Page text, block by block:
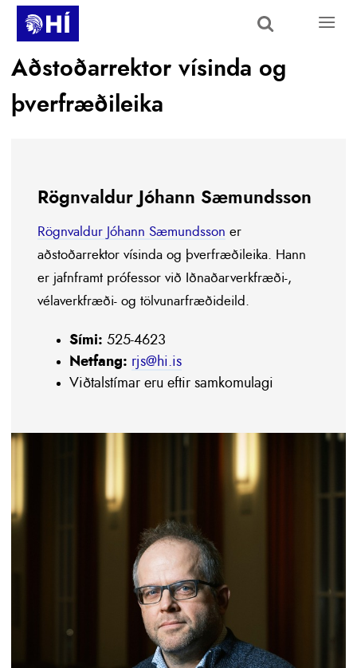
Skip to main content
Aðstoðarrektor vísinda og
þverfræðileika
Rögnvaldur Jóhann Sæmundsson
Rögnvaldur Jóhann Sæmundsson er
aðstoðarrektor vísinda og þverfræðileika. Hann
er jafnframt prófessor við Iðnaðarverkfræði-,
vélaverkfræði- og tölvunarfræðideild.
Sími: 525-4623
Netfang: rjs@hi.is
Viðtalstímar eru eftir samkomulagi